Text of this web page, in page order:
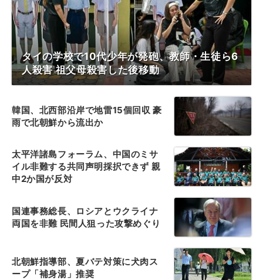
タイの学校で10代少年が発砲、教師・生徒ら6
人殺害 祖父母殺害した後移動
韓国、北西部沿岸で地雷15個回収 豪
雨で北朝鮮から流出か
太平洋諸島フォーラム、中国のミサ
イル非難する共同声明採択できず 親
中2か国が反対
国連事務総長、ロシアとウクライナ
両国を非難 民間人狙った攻撃めぐり
北朝鮮指導部、夏バテ対策に犬肉ス
ープ「補身湯」推奨